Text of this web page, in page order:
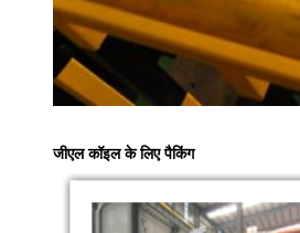
जीएल कॉइल के लिए पैकिंग